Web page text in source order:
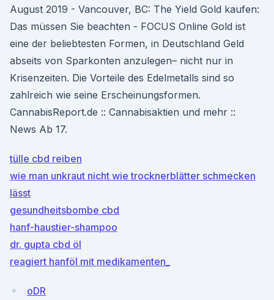
August 2019 - Vancouver, BC: The Yield Gold kaufen:
Das müssen Sie beachten - FOCUS Online Gold ist
eine der beliebtesten Formen, in Deutschland Geld
abseits von Sparkonten anzulegen– nicht nur in
Krisenzeiten. Die Vorteile des Edelmetalls sind so
zahlreich wie seine Erscheinungsformen.
CannabisReport.de :: Cannabisaktien und mehr ::
News Ab 17.
tülle cbd reiben
wie man unkraut nicht wie trocknerblätter schmecken
lässt
gesundheitsbombe cbd
hanf-haustier-shampoo
dr. gupta cbd öl
reagiert hanföl mit medikamenten_
oDR